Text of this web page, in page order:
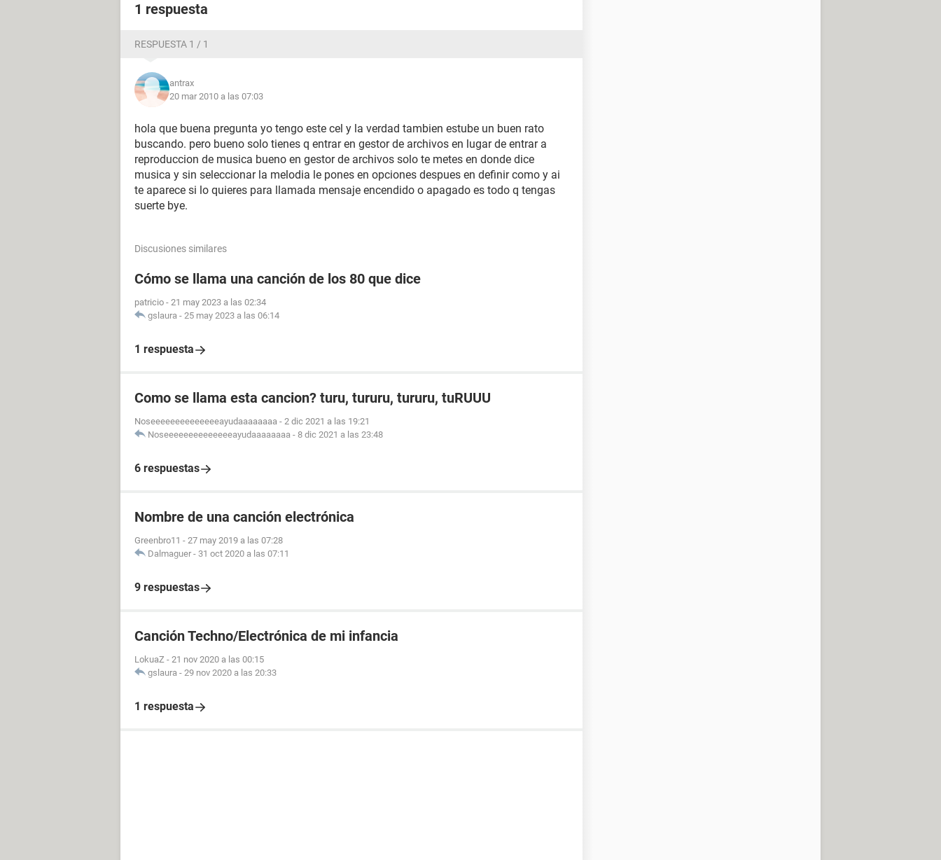
1 respuesta
RESPUESTA 1 / 1
antrax
20 mar 2010 a las 07:03
hola que buena pregunta yo tengo este cel y la verdad tambien estube un buen rato
buscando. pero bueno solo tienes q entrar en gestor de archivos en lugar de entrar a
reproduccion de musica bueno en gestor de archivos solo te metes en donde dice
musica y sin seleccionar la melodia le pones en opciones despues en definir como y ai
te aparece si lo quieres para llamada mensaje encendido o apagado es todo q tengas
suerte bye.
Discusiones similares
Cómo se llama una canción de los 80 que dice
patricio - 21 may 2023 a las 02:34
gslaura - 25 may 2023 a las 06:14
1 respuesta
Como se llama esta cancion? turu, tururu, tururu, tuRUUU
Noseeeeeeeeeeeeeeayudaaaaaaaa - 2 dic 2021 a las 19:21
Noseeeeeeeeeeeeeeayudaaaaaaaa - 8 dic 2021 a las 23:48
6 respuestas
Nombre de una canción electrónica
Greenbro11 - 27 may 2019 a las 07:28
Dalmaguer - 31 oct 2020 a las 07:11
9 respuestas
Canción Techno/Electrónica de mi infancia
LokuaZ - 21 nov 2020 a las 00:15
gslaura - 29 nov 2020 a las 20:33
1 respuesta